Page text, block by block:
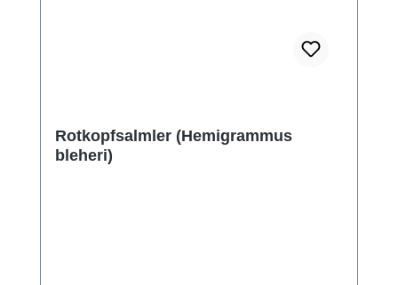
Rotkopfsalmler (Hemigrammus
bleheri)